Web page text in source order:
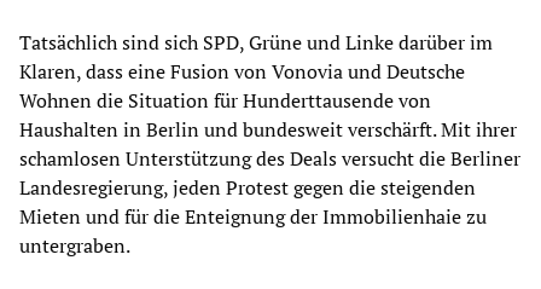
Tatsächlich sind sich SPD, Grüne und Linke darüber im
Klaren, dass eine Fusion von Vonovia und Deutsche
Wohnen die Situation für Hunderttausende von
Haushalten in Berlin und bundesweit verschärft. Mit ihrer
schamlosen Unterstützung des Deals versucht die Berliner
Landesregierung, jeden Protest gegen die steigenden
Mieten und für die Enteignung der Immobilienhaie zu
untergraben.